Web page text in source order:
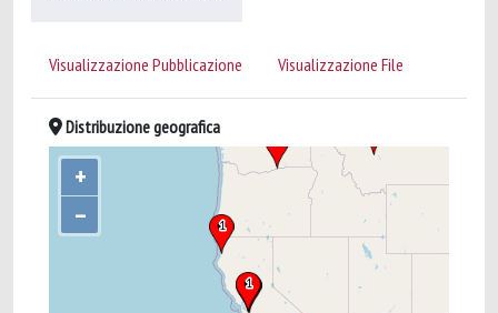
Visualizzazione Pubblicazione Visualizzazione File
Distribuzione geografica
+
–